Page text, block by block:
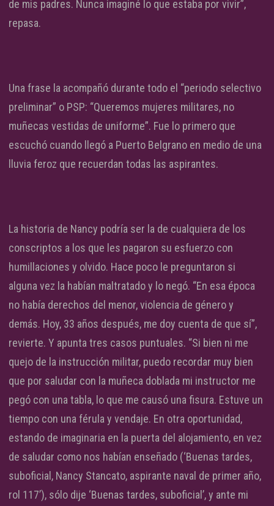
de mis padres. Nunca imaginé lo que estaba por vivir”,
repasa.
Una frase la acompañó durante todo el “periodo selectivo
preliminar” o PSP: “Queremos mujeres militares, no
muñecas vestidas de uniforme”. Fue lo primero que
escuchó cuando llegó a Puerto Belgrano en medio de una
lluvia feroz que recuerdan todas las aspirantes.
La historia de Nancy podría ser la de cualquiera de los
conscriptos a los que les pagaron su esfuerzo con
humillaciones y olvido. Hace poco le preguntaron si
alguna vez la habían maltratado y lo negó. “En esa época
no había derechos del menor, violencia de género y
demás. Hoy, 33 años después, me doy cuenta de que sí”,
revierte. Y apunta tres casos puntuales. “Si bien ni me
quejo de la instrucción militar, puedo recordar muy bien
que por saludar con la muñeca doblada mi instructor me
pegó con una tabla, lo que me causó una fisura. Estuve un
tiempo con una férula y vendaje. En otra oportunidad,
estando de imaginaria en la puerta del alojamiento, en vez
de saludar como nos habían enseñado (‘Buenas tardes,
suboficial, Nancy Stancato, aspirante naval de primer año,
rol 117’), sólo dije ‘Buenas tardes, suboficial’, y ante mi